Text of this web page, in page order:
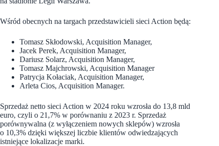
Wśród obecnych na targach przedstawicieli sieci Action będą:
Tomasz Skłodowski, Acquisition Manager,
Jacek Perek, Acquisition Manager,
Dariusz Solarz, Acquisition Manager,
Tomasz Majchrowski, Acquisition Manager
Patrycja Kołaciak, Acquisition Manager,
Arleta Cios, Acquisition Manager.
Sprzedaż netto sieci Action w 2024 roku wzrosła do 13,8 mld
euro, czyli o 21,7% w porównaniu z 2023 r. Sprzedaż
porównywalna (z wyłączeniem nowych sklepów) wzrosła
o 10,3% dzięki większej liczbie klientów odwiedzających
istniejące lokalizacje marki.